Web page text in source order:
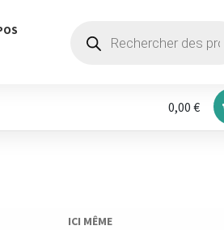
produits
0,00 €
ICI MÊME